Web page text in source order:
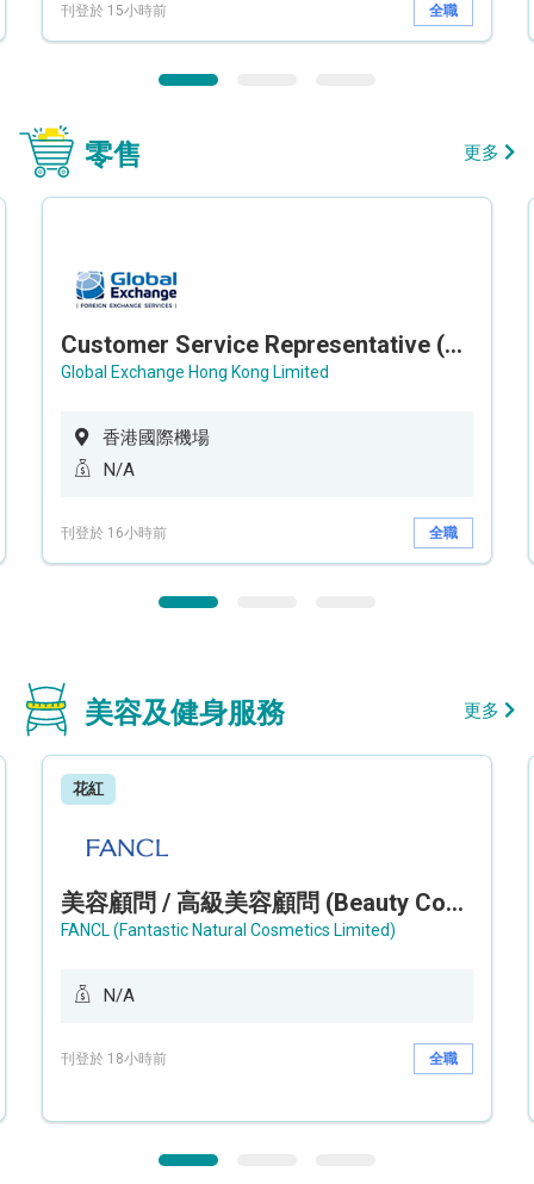
刊登於 15小時前 全職
零售 更多
Customer Service Representative (Airport)
Global Exchange Hong Kong Limited
香港國際機場
N/A
刊登於 16小時前 全職
美容及健身服務 更多
花紅
美容顧問 / 高級美容顧問 (Beauty Consultant / Senior Beauty Consultant)
FANCL (Fantastic Natural Cosmetics Limited)
N/A
刊登於 18小時前 全職